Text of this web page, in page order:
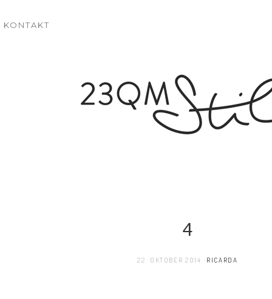
KONTAKT
4
22. OKTOBER 2014 RICARDA